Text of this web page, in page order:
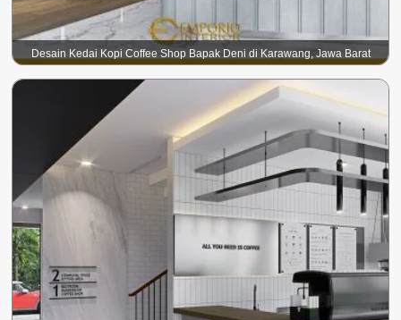
Desain Kedai Kopi Coffee Shop Bapak Deni di Karawang, Jawa Barat